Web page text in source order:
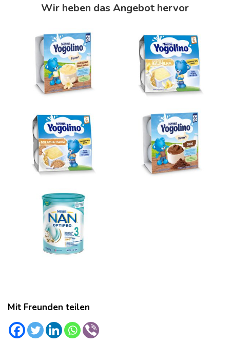
Wir heben das Angebot hervor
Mit Freunden teilen